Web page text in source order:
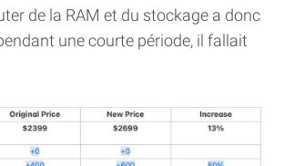
de la RAM et du stockage a donc
une courte période, il fallait